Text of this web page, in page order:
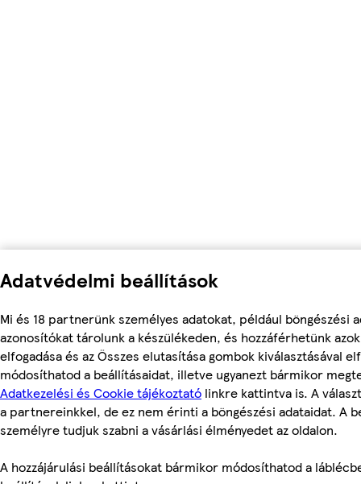
Adatvédelmi beállítások
Mi és 18 partnerünk személyes adatokat, például böngészési
azonosítókat tárolunk a készülékeden, és hozzáférhetünk
elfogadása és az Összes elutasítása gombok kiválasztásával
módosíthatod a beállításaidat, illetve ugyanezt bármikor
Adatkezelési és Cookie tájékoztató linkre kattintva is. A
a partnereinkkel, de ez nem érinti a böngészési adataidat. A
személyre tudjuk szabni a vásárlási élményedet az oldalon.
A hozzájárulási beállításokat bármikor módosíthatod a